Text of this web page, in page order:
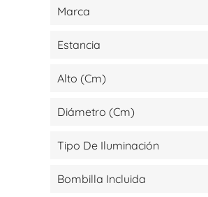
Marca
Estancia
Alto (cm)
Diámetro (cm)
Tipo De Iluminación
Bombilla Incluida